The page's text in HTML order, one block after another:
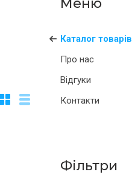
Каталог товарів
Про нас
Відгуки
Контакти
Фільтри